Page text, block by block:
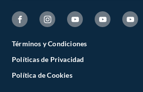
Términos y Condiciones
Políticas de Privacidad
Política de Cookies